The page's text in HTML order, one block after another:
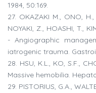
1984, 50:169.
27. OKAZAKI M., ONO, H.,
NOYAKI, Z., HOASHI, T.,
- Angiographic
iatrogenic trauma.
28. HSU, K.L., KO, S.F.,
Massive hemobilia.
29. PISTORIUS, G.A.,